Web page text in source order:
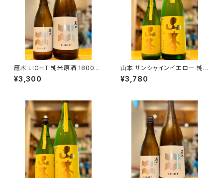
雁木 LIGHT 純米原酒 1800ml
１本（八百新酒造・山口県岩国市
今津町）
¥3,300
山本 サンシャインイエロー 純
米吟醸 1800ml１本（山本酒造・
秋田県山本郡八峰町）
¥3,780